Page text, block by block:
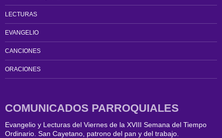
LECTURAS
EVANGELIO
CANCIONES
ORACIONES
COMUNICADOS PARROQUIALES
Evangelio y Lecturas del Viernes de la XVIII Semana del Tiempo
Ordinario. San Cayetano, patrono del pan y del trabajo.